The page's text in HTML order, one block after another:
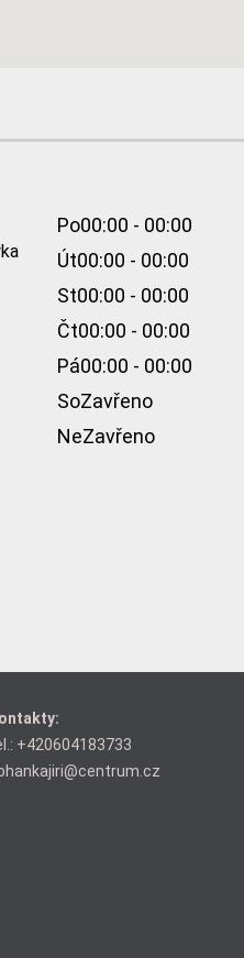
Po00:00 - 00:00
Út00:00 - 00:00
St00:00 - 00:00
Čt00:00 - 00:00
Pá00:00 - 00:00
SoZavřeno
NeZavřeno
+420604183733